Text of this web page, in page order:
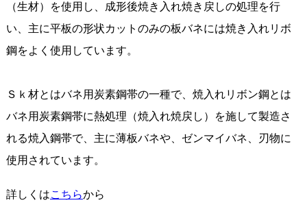
（生材）を使用し、成形後焼き入れ焼き戻しの処理を行
い、主に平板の形状カットのみの板バネには焼き入れリボ
鋼をよく使用しています。
Ｓｋ材とはバネ用炭素鋼帯の一種で、焼入れリボン鋼とは
バネ用炭素鋼帯に熱処理（焼入れ焼戻し）を施して製造さ
れる焼入鋼帯で、主に薄板バネや、ゼンマイバネ、刃物に
使用されています。
詳しくはこちらから